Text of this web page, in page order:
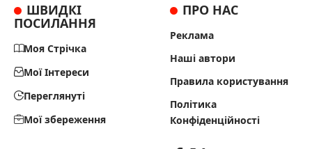
ШВИДКІ
ПОСИЛАННЯ
Моя Стрічка
Мої Інтереси
Переглянуті
Мої збереження
ПРО НАС
Реклама
Наші автори
Правила користування
Політика
Конфіденційності